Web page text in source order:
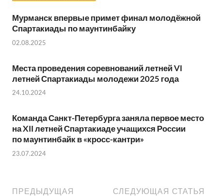
Мурманск впервые примет финал молодёжной
Спартакиады по маунтинбайку
02.08.2025
Места проведения соревнований летней VI
летней Спартакиады молодежи 2025 года
24.10.2024
Команда Санкт-Петербурга заняла первое место
на XII летней Спартакиаде учащихся России
по маунтинбайк в «кросс-кантри»
23.07.2024
ПРЕДЫДУЩАЯ
СЛЕДУЮЩАЯ СТАТЬЯ